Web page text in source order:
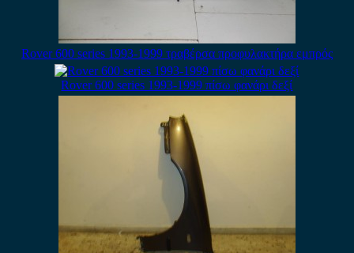
Rover 600 series 1993-1999 τραβέρσα προφυλακτήρα εμπρός
Rover 600 series 1993-1999 πίσω φανάρι δεξί